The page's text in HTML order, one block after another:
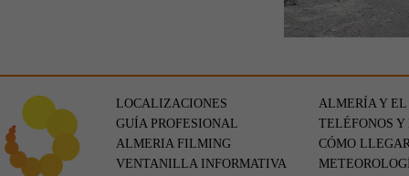
LOCALIZACIONES
GUÍA PROFESIONAL
ALMERIA FILMING
VENTANILLA INFORMATIVA
ALMERÍA Y EL
TELÉFONOS Y
CÓMO